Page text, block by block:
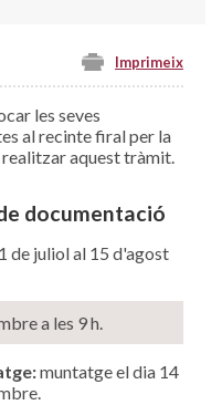
Imprimeix
les seves
al recinte firal per la
realitzar aquest tràmit.
documentació
de juliol al 15 d'agost
a les 9 h.
muntatge el dia 14